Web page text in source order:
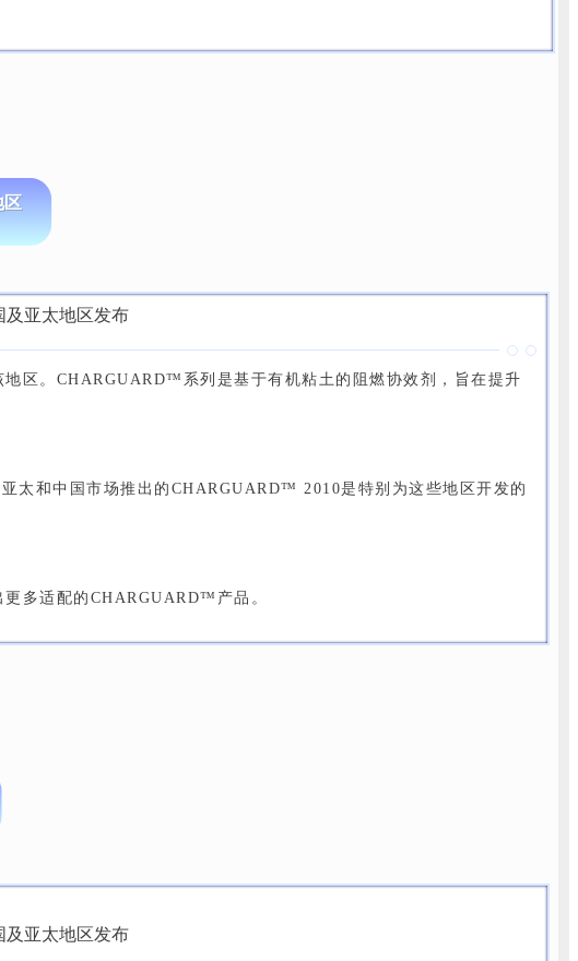
区
区。CHARGUARD™系列是基于有机粘土的阻燃协效剂，旨在提升
太和中国市场推出的CHARGUARD™ 2010是特别为这些地区开发的
多适配的CHARGUARD™产品。